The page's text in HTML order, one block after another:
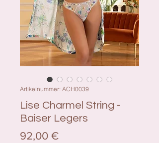
Artikelnummer: ACH0039
Lise Charmel String -
Baiser Legers
92,00 €Preis